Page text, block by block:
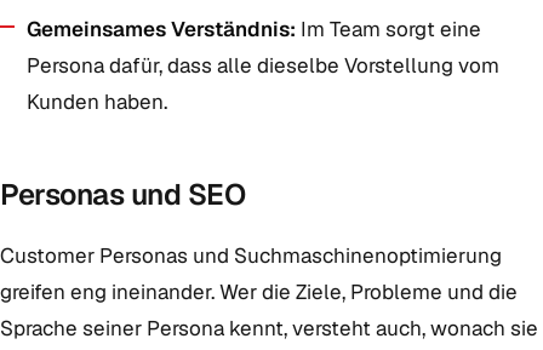
Gemeinsames Verständnis: Im Team sorgt eine
Persona dafür, dass alle dieselbe Vorstellung vom
Kunden haben.
Personas und SEO
Customer Personas und Suchmaschinenoptimierung
greifen eng ineinander. Wer die Ziele, Probleme und die
Sprache seiner Persona kennt, versteht auch, wonach sie